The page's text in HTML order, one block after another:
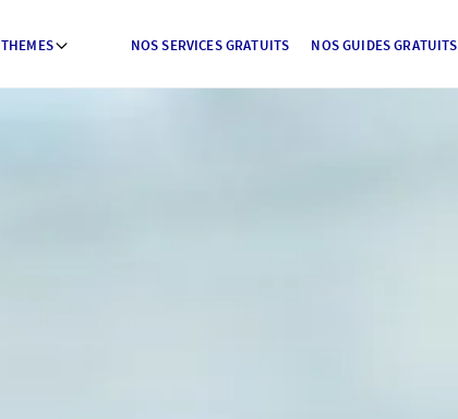
THEMES NOS SERVICES GRATUITS NOS GUIDES GRATUITS